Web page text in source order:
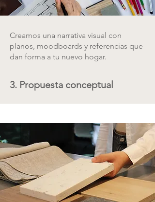
Creamos una narrativa visual con
planos, moodboards y referencias que
dan forma a tu nuevo hogar.
3. Propuesta conceptual